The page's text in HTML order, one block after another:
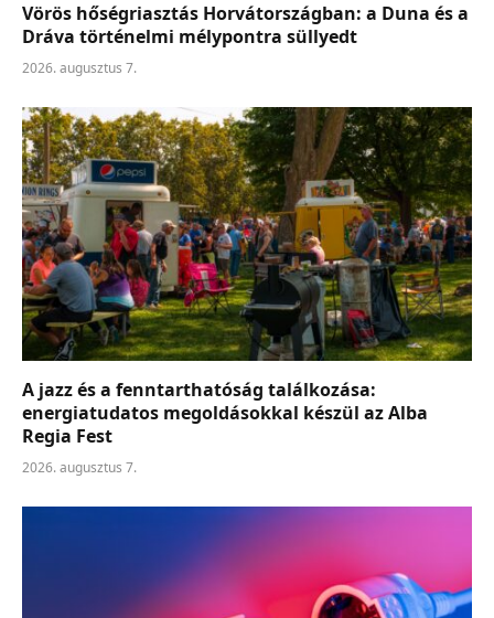
Vörös hőségriasztás Horvátországban: a Duna és a
Dráva történelmi mélypontra süllyedt
2026. augusztus 7.
A jazz és a fenntarthatóság találkozása:
energiatudatos megoldásokkal készül az Alba
Regia Fest
2026. augusztus 7.